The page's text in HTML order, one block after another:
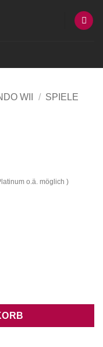
WII / SPIELE
o.ä. möglich )